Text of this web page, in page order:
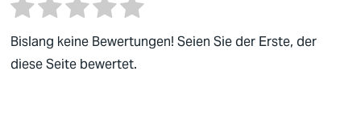
Bislang keine Bewertungen! Seien Sie der Erste, der
diese Seite bewertet.